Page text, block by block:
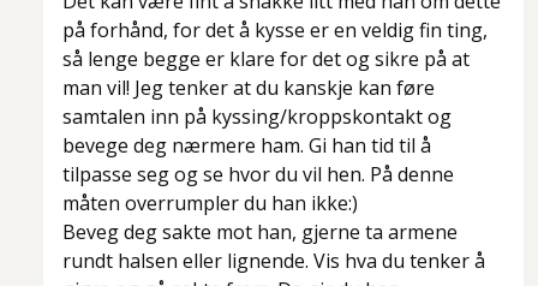
på forhånd, for det å kysse er en veldig fin ting,
så lenge begge er klare for det og sikre på at
man vil! Jeg tenker at du kanskje kan føre
samtalen inn på kyssing/kroppskontakt og
bevege deg nærmere ham. Gi han tid til å
tilpasse seg og se hvor du vil hen. På denne
måten overrumpler du han ikke:)
Beveg deg sakte mot han, gjerne ta armene
rundt halsen eller lignende. Vis hva du tenker å